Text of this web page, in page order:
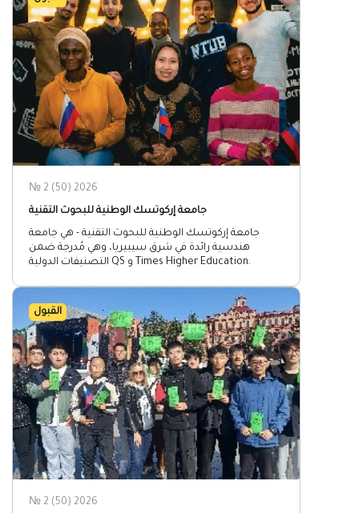
№ 2 (50) 2026
جامعة إركوتسك الوطنية للبحوث التقنية
جامعة إركوتسك الوطنية للبحوث التقنية - هي جامعة
هندسية رائدة في شرق سيبيريا، وهي مُدرجة ضمن
التصنيفات الدولية QS و Times Higher Education.
القبول
№ 2 (50) 2026